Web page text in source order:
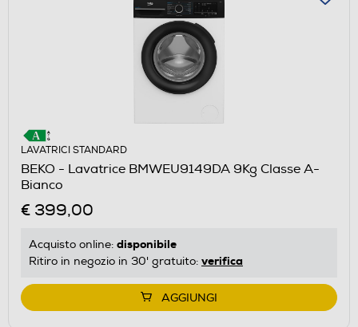
LAVATRICI STANDARD
BEKO - Lavatrice BMWEU9149DA 9Kg Classe A-
Bianco
€ 399,00
Acquisto online: disponibile
Ritiro in negozio in 30' gratuito: verifica
AGGIUNGI